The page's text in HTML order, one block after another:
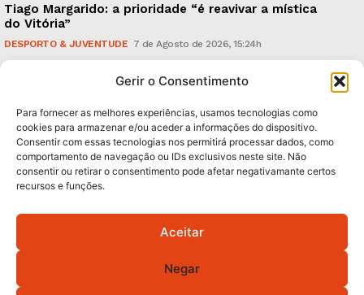
Gerir o Consentimento
Para fornecer as melhores experiências, usamos tecnologias como
cookies para armazenar e/ou aceder a informações do dispositivo.
Consentir com essas tecnologias nos permitirá processar dados, como
comportamento de navegação ou IDs exclusivos neste site. Não
consentir ou retirar o consentimento pode afetar negativamante certos
recursos e funções.
Aceitar
Negar
Tiago Margarido: a prioridade “é reavivar a mística
do Vitória”
DESPORTO & JUVENTUDE 7 de Agosto de 2026, 15:24h
caudais e antecipa situações de risco
Subscreva Newsletter:
QUERO ADERIR
Política de Privacidade